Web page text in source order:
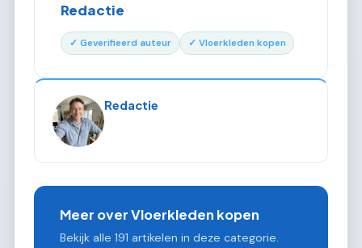
Redactie
✓ Geverifieerd auteur ✓ Vloerkleden kopen
Redactie
Meer over Vloerkleden kopen
Bekijk alle 191 artikelen in deze categorie.